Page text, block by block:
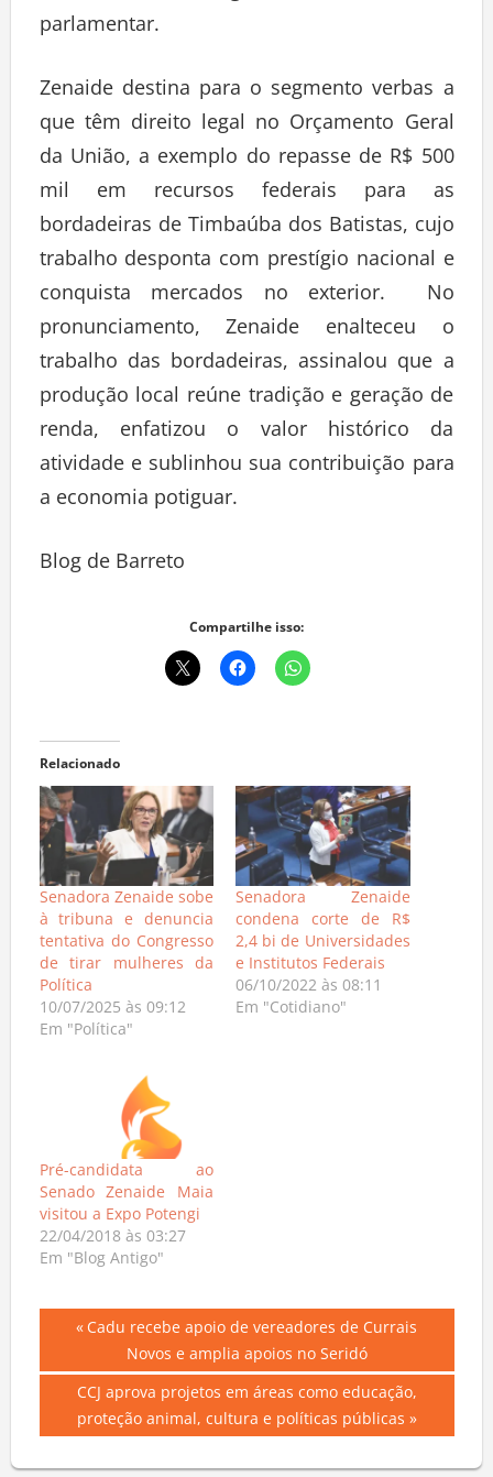
parlamentar.
Zenaide destina para o segmento verbas a
que têm direito legal no Orçamento Geral
da União, a exemplo do repasse de R$ 500
mil em recursos federais para as
bordadeiras de Timbaúba dos Batistas, cujo
trabalho desponta com prestígio nacional e
conquista mercados no exterior. No
pronunciamento, Zenaide enalteceu o
trabalho das bordadeiras, assinalou que a
produção local reúne tradição e geração de
renda, enfatizou o valor histórico da
atividade e sublinhou sua contribuição para
a economia potiguar.
Blog de Barreto
Compartilhe isso:
Relacionado
Senadora Zenaide sobe
à tribuna e denuncia
tentativa do Congresso
de tirar mulheres da
Política
10/07/2025 às 09:12
Em "Política"
Senadora Zenaide
condena corte de R$
2,4 bi de Universidades
e Institutos Federais
06/10/2022 às 08:11
Em "Cotidiano"
Pré-candidata ao
Senado Zenaide Maia
visitou a Expo Potengi
22/04/2018 às 03:27
Em "Blog Antigo"
Navegação
de
Post
Previous
Cadu recebe apoio de vereadores de Currais
Novos e amplia apoios no Seridó
Next
Post:
CCJ aprova projetos em áreas como educação,
proteção animal, cultura e políticas públicas